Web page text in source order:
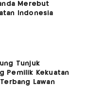
Merebut
Indonesia
Tunjuk
Pemilik Kekuatan
Lawan